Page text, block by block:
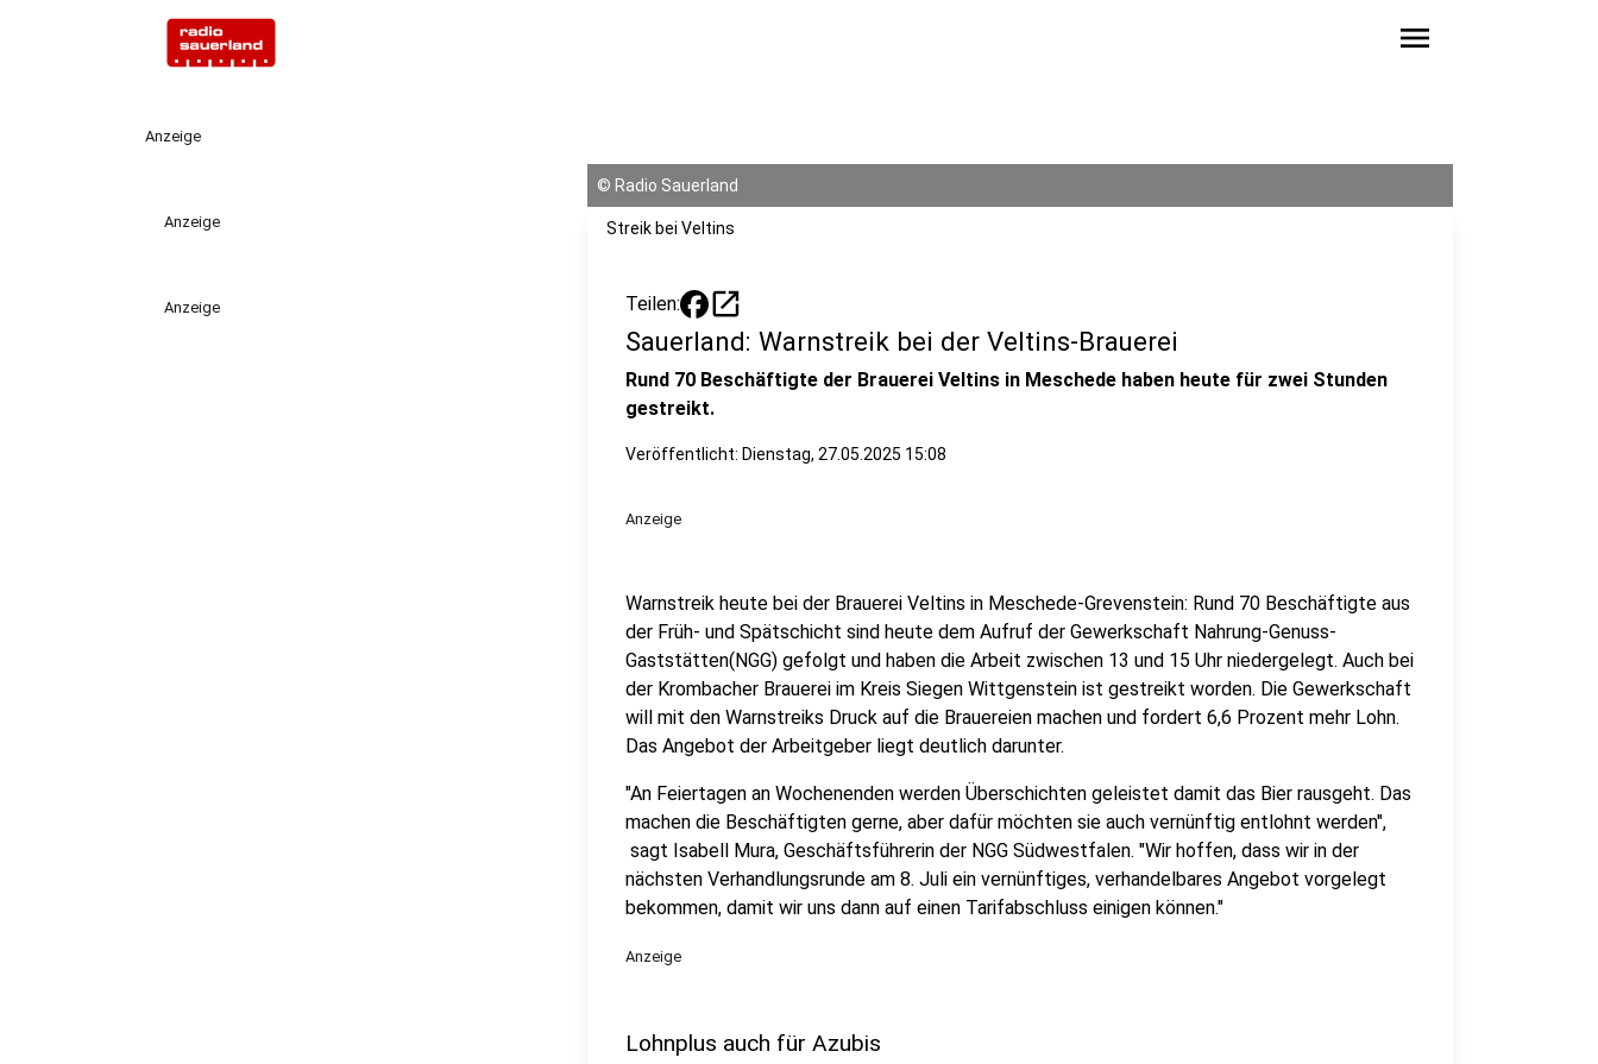
menu
Anzeige
Anzeige
Anzeige
© Radio Sauerland
Streik bei Veltins
Teilen: open_in_new
Sauerland: Warnstreik bei der Veltins-Brauerei
Rund 70 Beschäftigte der Brauerei Veltins in Meschede haben heute für zwei Stunden
gestreikt.
Veröffentlicht: Dienstag, 27.05.2025 15:08
Anzeige
Warnstreik heute bei der Brauerei Veltins in Meschede-Grevenstein: Rund 70 Beschäftigte aus
der Früh- und Spätschicht sind heute dem Aufruf der Gewerkschaft Nahrung-Genuss-
Gaststätten(NGG) gefolgt und haben die Arbeit zwischen 13 und 15 Uhr niedergelegt. Auch bei
der Krombacher Brauerei im Kreis Siegen Wittgenstein ist gestreikt worden. Die Gewerkschaft
will mit den Warnstreiks Druck auf die Brauereien machen und fordert 6,6 Prozent mehr Lohn.
Das Angebot der Arbeitgeber liegt deutlich darunter.
"An Feiertagen an Wochenenden werden Überschichten geleistet damit das Bier rausgeht. Das
machen die Beschäftigten gerne, aber dafür möchten sie auch vernünftig entlohnt werden",
sagt Isabell Mura, Geschäftsführerin der NGG Südwestfalen. "Wir hoffen, dass wir in der
nächsten Verhandlungsrunde am 8. Juli ein vernünftiges, verhandelbares Angebot vorgelegt
bekommen, damit wir uns dann auf einen Tarifabschluss einigen können."
Anzeige
Lohnplus auch für Azubis